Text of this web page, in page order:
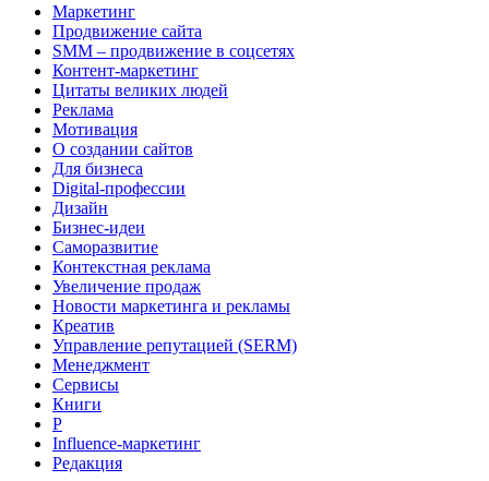
Маркетинг
Продвижение сайта
SMM – продвижение в соцсетях
Контент-маркетинг
Цитаты великих людей
Реклама
Мотивация
О создании сайтов
Для бизнеса
Digital-профессии
Дизайн
Бизнес-идеи
Саморазвитие
Контекстная реклама
Увеличение продаж
Новости маркетинга и рекламы
Креатив
Управление репутацией (SERM)
Менеджмент
Сервисы
Книги
Р
Influence-маркетинг
Редакция